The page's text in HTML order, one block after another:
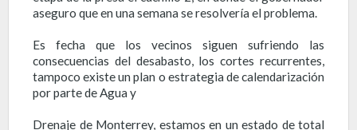
aseguro que en una semana se resolvería el problema.
Es fecha que los vecinos siguen sufriendo las
consecuencias del desabasto, los cortes recurrentes,
tampoco existe un plan o estrategia de calendarización
por parte de Agua y
Drenaje de Monterrey, estamos en un estado de total